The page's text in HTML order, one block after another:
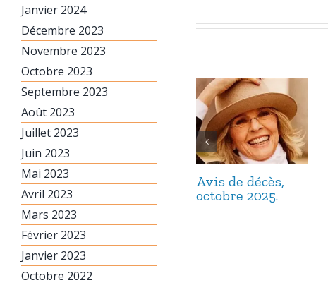
Avis de décès,
octobre 2025.
Janvier 2024
Décembre 2023
Novembre 2023
Octobre 2023
Septembre 2023
Août 2023
Juillet 2023
Juin 2023
Mai 2023
Avril 2023
Mars 2023
Février 2023
Janvier 2023
Octobre 2022